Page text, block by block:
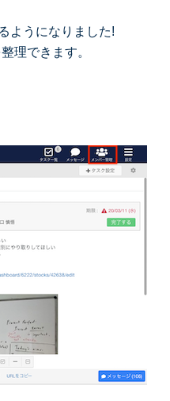
ようになりました!
理できます。